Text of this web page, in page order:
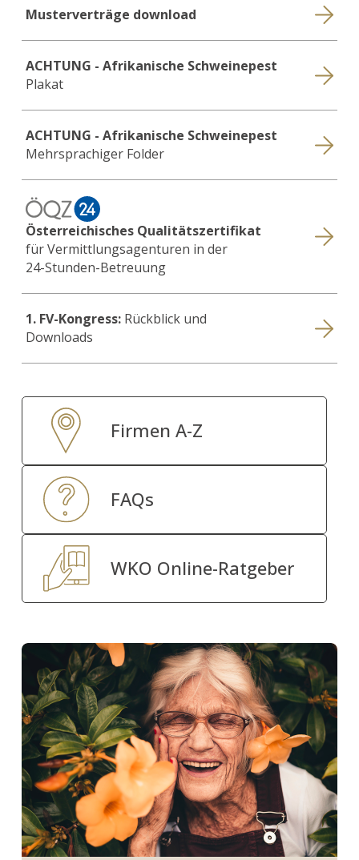
Musterverträge download
ACHTUNG - Afrikanische Schweinepest
Plakat
ACHTUNG - Afrikanische Schweinepest
Mehrsprachiger Folder
Österreichisches Qualitätszertifikat
für Vermittlungsagenturen in der
24-Stunden-Betreuung
1. FV-Kongress: Rückblick und
Downloads
Firmen A-Z
FAQs
WKO Online-Ratgeber